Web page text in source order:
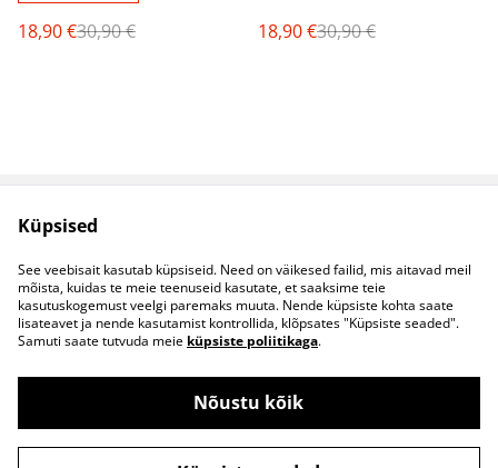
18,90 €30,90 € 18,90 €30,90 €
Müügitingimused
Küpsised
Kontaktid
B2B koostöö
©2026S&S Riided
Küpsised
See veebisait kasutab küpsiseid. Need on väikesed failid, mis aitavad meil
mõista, kuidas te meie teenuseid kasutate, et saaksime teie
kasutuskogemust veelgi paremaks muuta. Nende küpsiste kohta saate
lisateavet ja nende kasutamist kontrollida, klõpsates "Küpsiste seaded".
Samuti saate tutvuda meie küpsiste poliitikaga.
Nõustu kõik